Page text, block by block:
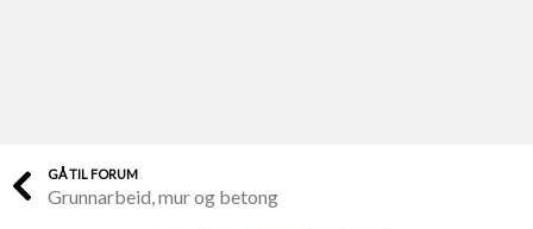
Finn håndverkere
GÅ TIL FORUM
Grunnarbeid, mur og betong